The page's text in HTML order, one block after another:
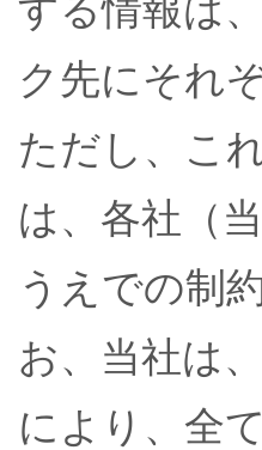
する情報は
ク先にそれ
ただし、こ
は、各社（
うえでの制
お、当社は
により、全